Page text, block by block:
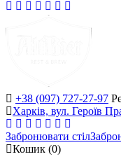
+38 (097) 727-27-97
Харків, вул. Героїв
Забронювати стіл
Кошик (0)